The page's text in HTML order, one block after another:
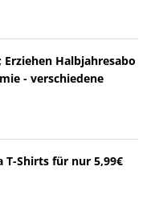
Erziehen Halbjahresabo
- verschiedene
T-Shirts für nur 5,99€